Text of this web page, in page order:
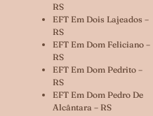
RS
EFT Em Dois Lajeados –
RS
EFT Em Dom Feliciano –
RS
EFT Em Dom Pedrito –
RS
EFT Em Dom Pedro De
Alcântara – RS